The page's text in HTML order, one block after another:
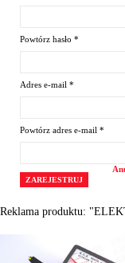
Powtórz hasło *
Adres e-mail *
Powtórz adres e-mail *
ZAREJESTRUJ
Reklama produktu: